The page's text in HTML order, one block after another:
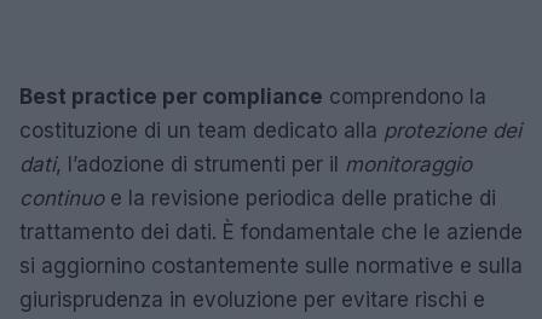
Best practice per compliance comprendono la
costituzione di un team dedicato alla protezione dei
dati, l’adozione di strumenti per il monitoraggio
continuoe la revisione periodica delle pratiche di
trattamento dei dati. È fondamentale che le aziende
si aggiornino costantemente sulle normative e sulla
giurisprudenza in evoluzione per evitare rischi e